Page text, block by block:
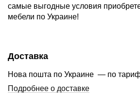
самые выгодные условия
мебели по Украине!
Доставка
Нова пошта по Украине — по
Подробнее о доставке